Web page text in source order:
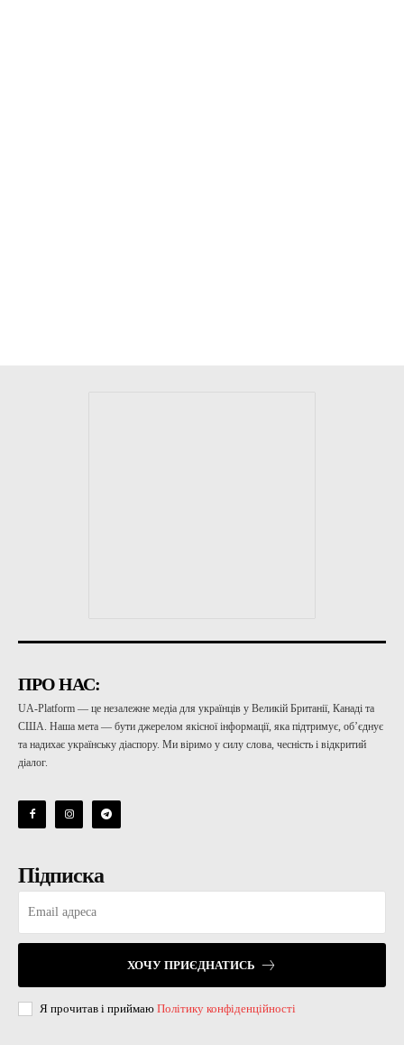
ПРО НАС:
UA-Platform — це незалежне медіа для українців у Великій Британії, Канаді та
США. Наша мета — бути джерелом якісної інформації, яка підтримує, об’єднує
та надихає українську діаспору. Ми віримо у силу слова, чесність і відкритий
діалог.
Підписка
ХОЧУ ПРИЄДНАТИСЬ
Я прочитав і приймаю Політику конфіденційності